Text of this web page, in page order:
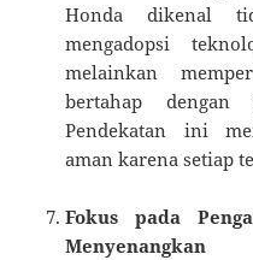
Honda dikenal
mengadopsi
melainkan
bertahap dengan
Pendekatan ini
aman karena setiap
Fokus pada
Menyenangkan